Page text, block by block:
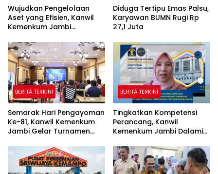
Wujudkan Pengelolaan
Aset yang Efisien, Kanwil
Kemenkum Jambi
Secara Transparan
Diduga Tertipu Emas Palsu,
Karyawan BUMN Rugi Rp
27,1 Juta
BERITA TERKINI
Semarak Hari Pengayoman
Ke-81, Kanwil Kemenkum
Jambi Gelar Turnamen
BERITA TERKINI
Tingkatkan Kompetensi
Perancang, Kanwil
Kemenkum Jambi Dalami
Peraturan Perundang-
undangan